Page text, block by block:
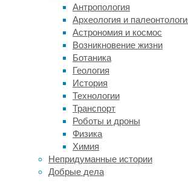
Антропология
Археология и
Астрономия и космос
Возникновение жизни
Ботаника
Геология
История
Технологии
Транспорт
Роботы и дроны
Физика
Химия
Непридуманные истории
Добрые дела
макрофагов
использовали
специальных
мышей,
которых
эти
клетки
светятся
зеленым.
Полученные
видео
обработали
с